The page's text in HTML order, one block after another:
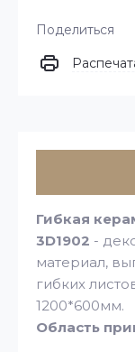
Поделиться
Гибкая
3D1902 -
материал,
гибких
1200*600мм.
Область